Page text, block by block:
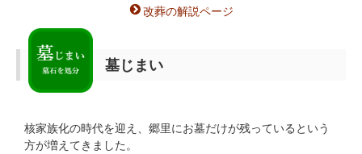
改葬の解説ページ
墓じまい
核家族化の時代を迎え、郷里にお墓だけが残っているという
方が増えてきました。